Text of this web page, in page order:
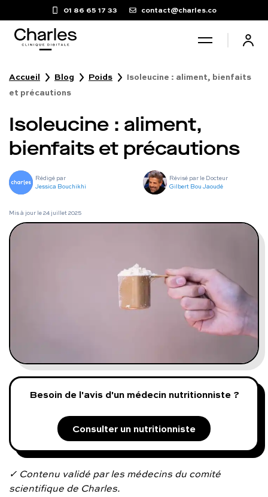
01 86 65 17 33 contact@charles.co
Santé sexuelle
Poids
Troubles du sommeil
Fertilité masculine
Programmes digitaux
Blog
Prenez soin de vous :
Consultez un médecin
Accueil Blog Poids
Isoleucine : aliment, bienfaits
et précautions
Isoleucine : aliment,
bienfaits et précautions
Rédigé par
Jessica Bouchikhi
Révisé par le Docteur
Gilbert Bou Jaoudé
Mis à jour le24 juillet 2025
Besoin de l'avis d'un médecin nutritionniste ?
Consulter un nutritionniste
✓ Contenu validé par les médecins du comité
scientifique de Charles.